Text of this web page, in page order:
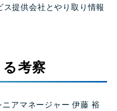
提供会社とやり取り情報
考察
アマネージャー 伊藤 裕